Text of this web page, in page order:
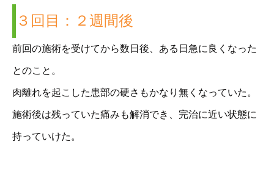
３回目：２週間後
前回の施術を受けてから数日後、ある日急に良くなった
とのこと。
肉離れを起こした患部の硬さもかなり無くなっていた。
施術後は残っていた痛みも解消でき、完治に近い状態に
持っていけた。